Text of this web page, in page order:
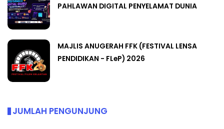
PAHLAWAN DIGITAL PENYELAMAT DUNIA
MAJLIS ANUGERAH FFK (FESTIVAL LENSA
PENDIDIKAN - FLeP) 2026
JUMLAH PENGUNJUNG